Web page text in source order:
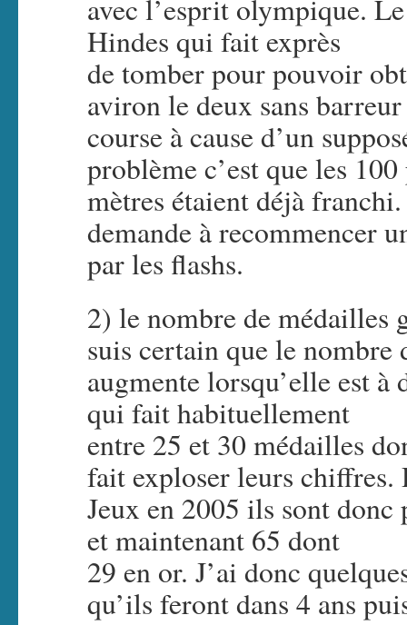
avec l’esprit olympique.
Hindes qui fait exprès
de tomber pour pouvoir
aviron le deux sans
course à cause d’un
problème c’est que les
mètres étaient déjà
demande à recommencer
par les flashs.
2) le nombre de médailles
suis certain que le nombre
augmente lorsqu’elle est
qui fait habituellement
entre 25 et 30 médailles
fait exploser leurs chiffres.
Jeux en 2005 ils sont donc
et maintenant 65 dont
29 en or. J’ai donc
qu’ils feront dans 4 ans